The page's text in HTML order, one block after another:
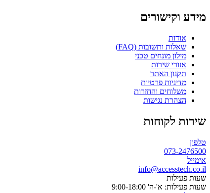
מידע וקישורים
אודות
שאלות ותשובות (FAQ)
מילון מונחים טכני
אזורי שירות
תקנון האתר
מדיניות פרטיות
משלוחים והחזרות
הצהרת נגישות
שירות לקוחות
טלפון
073-2476500
אימייל
info@accesstech.co.il
שעות פעילות
שעות פעילות: א'-ה' 9:00-18:00